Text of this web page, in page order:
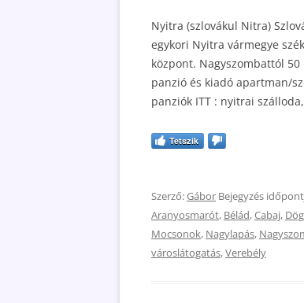
Nyitra (szlovákul Nitra)
egykori Nyitra vármegye
központ. Nagyszombattól
panzió és kiadó apartman/
panziók ITT : nyitrai
Tetszik
Szerző:Gábor Bejegyzés
Aranyosmarót, Bélád,Cabaj,
Mocsonok, Nagylapás,
városlátogatás,Verebély